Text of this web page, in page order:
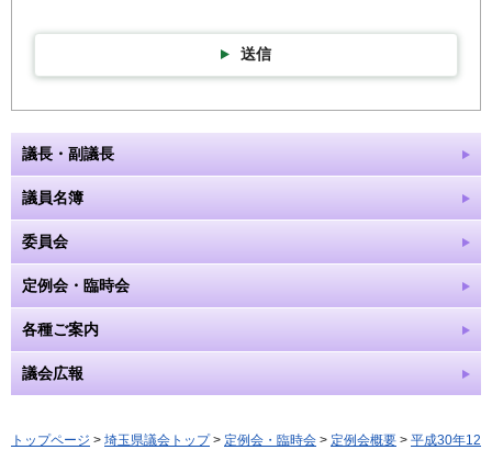
送信
議長・副議長
議員名簿
委員会
定例会・臨時会
各種ご案内
議会広報
トップページ > 埼玉県議会トップ> 定例会・臨時会 > 定例会概要 > 平成30年12